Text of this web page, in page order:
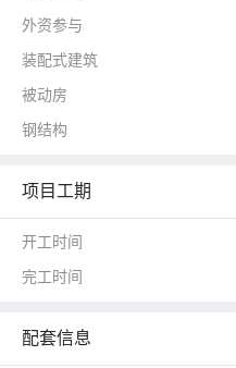
外资参与
装配式建筑
被动房
钢结构
项目工期
开工时间
完工时间
配套信息